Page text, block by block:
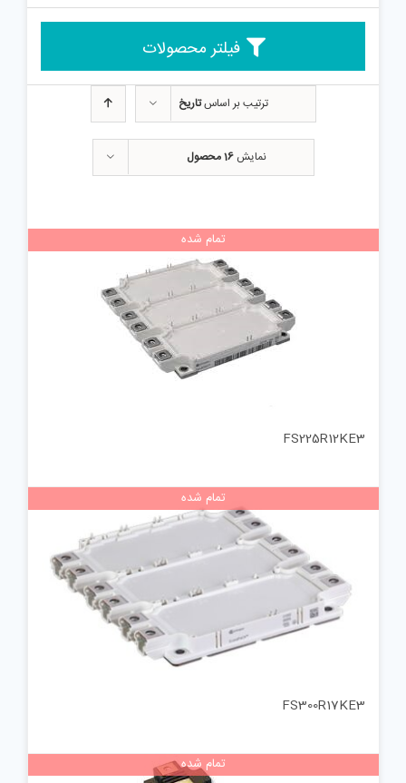
فیلتر محصولات
ترتیب بر اساستاریخ
نمایش16 محصول
تمام شده
FS225R12KE3
تمام شده
FS300R17KE3
تمام شده